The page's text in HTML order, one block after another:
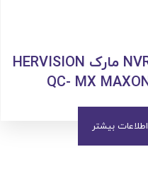
دستگاه NVR ۲۴ CH مارک HERVISION
اطلاعات بیشتر